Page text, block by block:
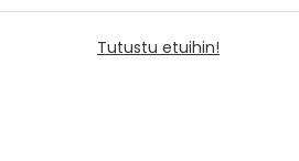
Tutustu etuihin!